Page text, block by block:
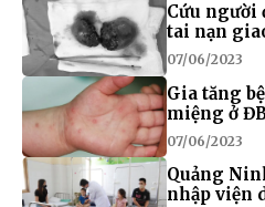
Cứu người
tai nạn
07/06/2023
Gia tăng
miệng ở
07/06/2023
Quảng
nhập viện